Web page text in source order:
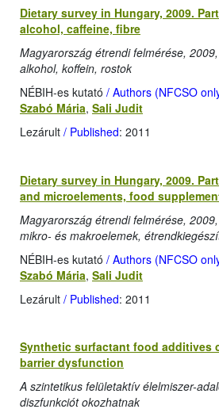
Dietary survey in Hungary, 2009.
alcohol, caffeine, fibre
Magyarország étrendi felmérése,
alkohol, koffein, rostok
NÉBIH-es kutató / Authors (NFCSO
Szabó Mária, Sali Judit
Lezárult / Published: 2011
Dietary survey in Hungary, 2009.
and microelements, food
Magyarország étrendi felmérése,
mikro- és makroelemek,
NÉBIH-es kutató / Authors (NFCSO
Szabó Mária, Sali Judit
Lezárult / Published: 2011
Synthetic surfactant food additives
barrier dysfunction
A szintetikus felületaktív élelmiszer-
diszfunkciót okozhatnak